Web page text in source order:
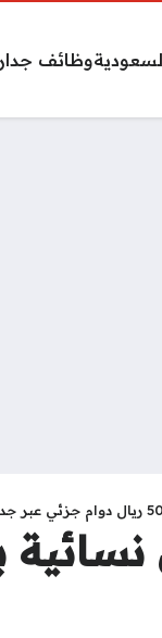
وظائف
ريال دوام